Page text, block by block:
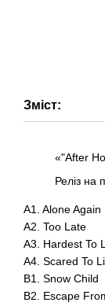
Зміст:
«"After
Реліз на
A1. Alone Again
A2. Too Late
A3. Hardest To
A4. Scared To
B1. Snow Child
B2. Escape